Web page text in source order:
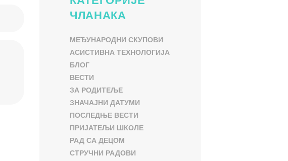
ЧЛАНАКА
МЕЂУНАРОДНИ СКУПОВИ
АСИСТИВНА ТЕХНОЛОГИЈА
БЛОГ
ВЕСТИ
ЗА РОДИТЕЉЕ
ЗНАЧАЈНИ ДАТУМИ
ПОСЛЕДЊЕ ВЕСТИ
ПРИЈАТЕЉИ ШКОЛЕ
РАД СА ДЕЦОМ
СТРУЧНИ РАДОВИ